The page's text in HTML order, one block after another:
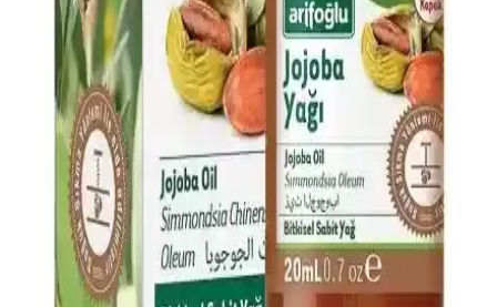
Orzax Ocean Biotin 60 Kapsül, yüksek doz biotin içeriğiyle saç ve
tırnakların güçlenmesine katkı sağlar, doğal ve kolay kullanımlı
formülüyle sağlıklı görünüm sunar.
Pembe ve Nötr Makyaj Tonlarının Özellikleri, Göz
Rengi ve Stil Uyumu
Makyajda pembe ve nötr tonların özellikleri, göz rengine uyumu ve
saç stiliyle oluşturduğu stil detayları inceleniyor. Kişisel ifade ve yaş
faktörleri makyaj tercihlerinde önemli rol oynuyor.
2023 Saç Boyama Tüpleri Trendleri ve Kullanım
Özellikleri Hakkında Güncel Bilgiler